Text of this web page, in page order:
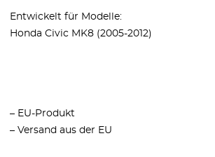
Entwickelt für Modelle:
Honda Civic MK8 (2005-2012)
– EU-Produkt
– Versand aus der EU